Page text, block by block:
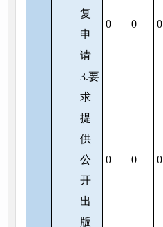
复
申
请
0 0 0
3.要
求
提
供
公
开
出
版
0 0 0